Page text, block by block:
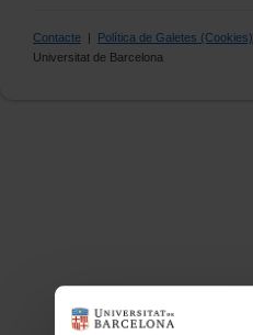
Contacte | Política de Galetes (Cookies)
Universitat de Barcelona